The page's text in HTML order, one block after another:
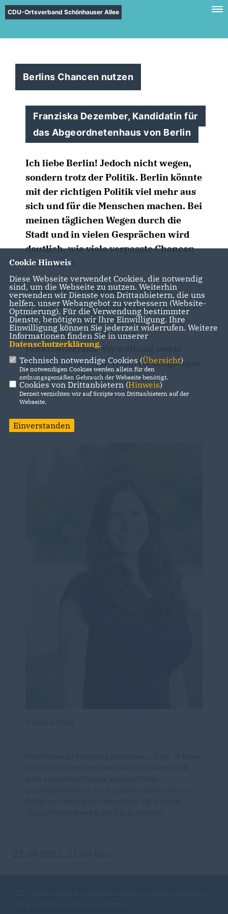
CDU-Ortsverband Schönhauser Allee
Berlins Chancen nutzen
Franziska Dezember, Kandidatin für
das Abgeordnetenhaus von Berlin
Ich liebe Berlin! Jedoch nicht wegen,
sondern trotz der Politik. Berlin könnte
mit der richtigen Politik viel mehr aus
sich und für die Menschen machen. Bei
meinen täglichen Wegen durch die
Stadt und in vielen Gesprächen wird
deutlich, wie viele verpasste Chancen
es hier gibt.
Dafür setze ich mich ein: Eine
wettbewerbsorientierte und fördernde
Wissenschaftspolitik, eine
gründerfreundliche und
funktionierende Verwaltung sowie
bessere Lern- und Arbeitsbedingungen
an Berliner Schulen.
Cookie Hinweis
Diese Webseite verwendet Cookies, die notwendig
sind, um die Webseite zu nutzen. Weiterhin
verwenden wir Dienste von Drittanbietern, die uns
helfen, unser Webangebot zu verbessern (Website-
Optmierung). Für die Verwendung bestimmter
Dienste, benötigen wir Ihre Einwilligung. Ihre
Einwilligung können Sie jederzeit widerrufen. Weitere
Informationen finden Sie in unserer
Datenschutzerklärung.
Technisch notwendige Cookies (Übersicht)
Die notwendigen Cookies werden allein für den
ordnungsgemäßen Gebrauch der Webseite benötigt.
Cookies von Drittanbietern (Hinweis)
Derzeit verzichten wir auf Scripte von Drittanbietern auf der
Webseite.
Einverstanden